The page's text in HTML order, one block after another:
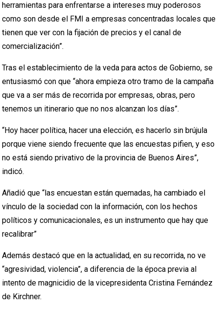
herramientas para enfrentarse a intereses muy poderosos
como son desde el FMI a empresas concentradas locales que
tienen que ver con la fijación de precios y el canal de
comercialización”.
Tras el establecimiento de la veda para actos de Gobierno, se
entusiasmó con que “ahora empieza otro tramo de la campaña
que va a ser más de recorrida por empresas, obras, pero
tenemos un itinerario que no nos alcanzan los días”.
“Hoy hacer política, hacer una elección, es hacerlo sin brújula
porque viene siendo frecuente que las encuestas pifien, y eso
no está siendo privativo de la provincia de Buenos Aires”,
indicó.
Añadió que “las encuestan están quemadas, ha cambiado el
vínculo de la sociedad con la información, con los hechos
políticos y comunicacionales, es un instrumento que hay que
recalibrar”
Además destacó que en la actualidad, en su recorrida, no ve
“agresividad, violencia”, a diferencia de la época previa al
intento de magnicidio de la vicepresidenta Cristina Fernández
de Kirchner.